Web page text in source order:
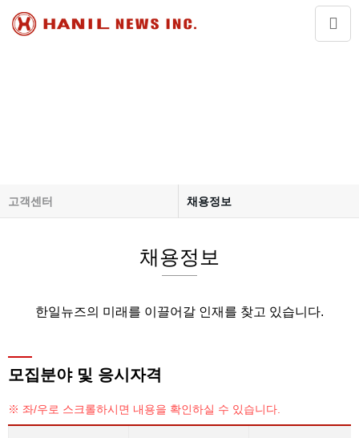
고객센터 채용정보
채용정보
온라인문의
채용정보
한일뉴즈의 미래를 이끌어갈 인재를 찾고 있습니다.
모집분야 및 응시자격
※ 좌/우로 스크롤하시면 내용을 확인하실 수 있습니다.